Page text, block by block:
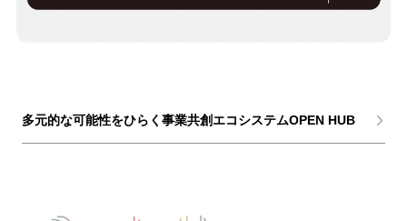
多元的な可能性をひらく事業共創エコシステムOPEN HUB